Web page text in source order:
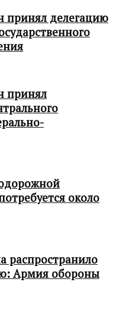
делегацию
принял
около
распространило
Армия обороны